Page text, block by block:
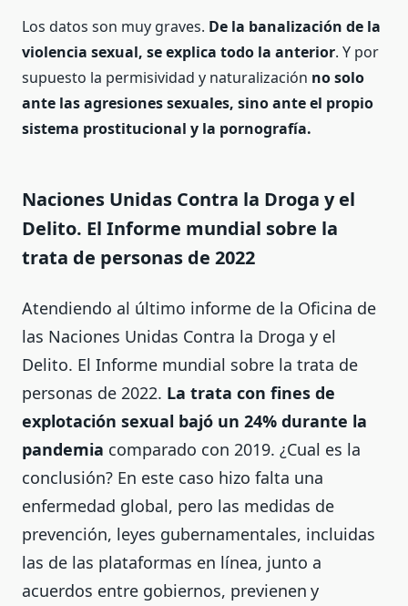
Los datos son muy graves. De la banalización de la
violencia sexual, se explica todo la anterior. Y por
supuesto la permisividad y naturalización no solo
ante las agresiones sexuales, sino ante el propio
sistema prostitucional y la pornografía.
Naciones Unidas Contra la Droga y el
Delito. El Informe mundial sobre la
trata de personas de 2022
Atendiendo al último informe de la Oficina de
las Naciones Unidas Contra la Droga y el
Delito. El Informe mundial sobre la trata de
personas de 2022. La trata con fines de
explotación sexual bajó un 24% durante la
pandemia comparado con 2019. ¿Cual es la
conclusión? En este caso hizo falta una
enfermedad global, pero las medidas de
prevención, leyes gubernamentales, incluidas
las de las plataformas en línea, junto a
acuerdos entre gobiernos, previenen y